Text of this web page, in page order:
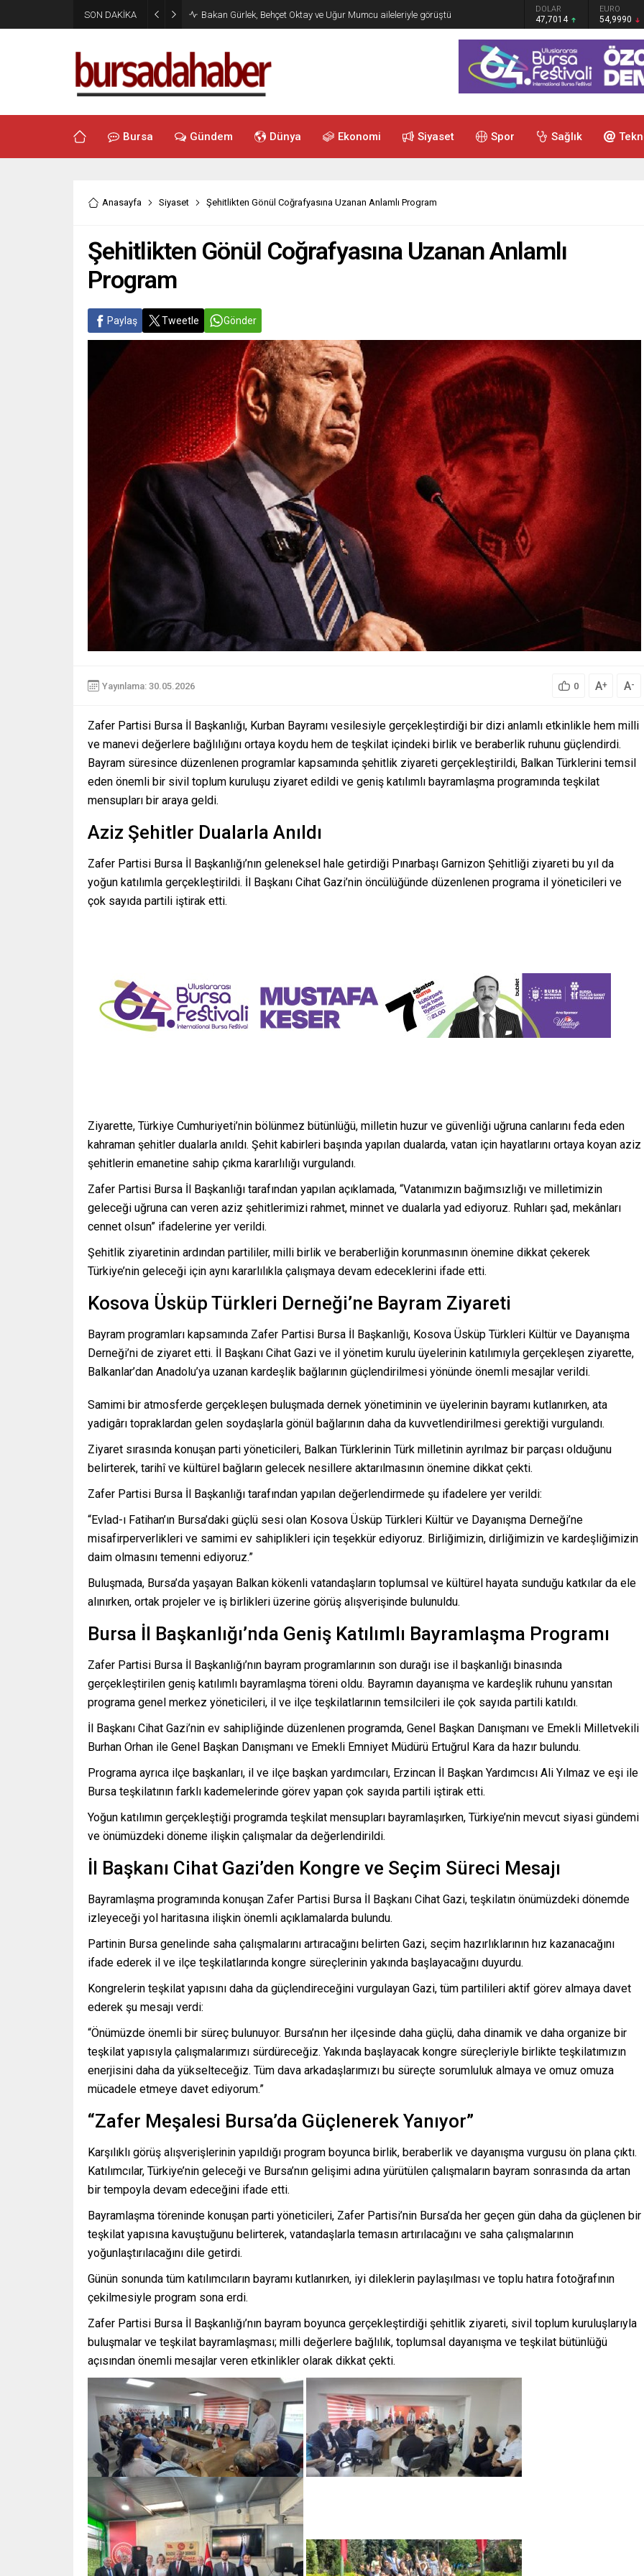
SON DAKİKA Bakan Gürlek, Behçet Oktay ve Uğur Mumcu aileleriyle görüştü DOLAR
47,7014
EURO
54,9990
Bursa Gündem Dünya Ekonomi Siyaset Spor Sağlık
Anasayfa Siyaset Şehitlikten Gönül Coğrafyasına Uzanan Anlamlı Program
Şehitlikten Gönül Coğrafyasına Uzanan Anlamlı
Program
Paylaş Tweetle Gönder
Yayınlama: 30.05.2026 0 A+ A-
Zafer Partisi Bursa İl Başkanlığı, Kurban Bayramı vesilesiyle gerçekleştirdiği bir dizi anlamlı etkinlikle hem milli
ve manevi değerlere bağlılığını ortaya koydu hem de teşkilat içindeki birlik ve beraberlik ruhunu güçlendirdi.
Bayram süresince düzenlenen programlar kapsamında şehitlik ziyareti gerçekleştirildi, Balkan Türklerini temsil
eden önemli bir sivil toplum kuruluşu ziyaret edildi ve geniş katılımlı bayramlaşma programında teşkilat
mensupları bir araya geldi.
Aziz Şehitler Dualarla Anıldı
Zafer Partisi Bursa İl Başkanlığı’nın geleneksel hale getirdiği Pınarbaşı Garnizon Şehitliği ziyareti bu yıl da
yoğun katılımla gerçekleştirildi. İl Başkanı Cihat Gazi’nin öncülüğünde düzenlenen programa il yöneticileri ve
çok sayıda partili iştirak etti.
Ziyarette, Türkiye Cumhuriyeti’nin bölünmez bütünlüğü, milletin huzur ve güvenliği uğruna canlarını feda eden
kahraman şehitler dualarla anıldı. Şehit kabirleri başında yapılan dualarda, vatan için hayatlarını ortaya koyan aziz
şehitlerin emanetine sahip çıkma kararlılığı vurgulandı.
Zafer Partisi Bursa İl Başkanlığı tarafından yapılan açıklamada, “Vatanımızın bağımsızlığı ve milletimizin
geleceği uğruna can veren aziz şehitlerimizi rahmet, minnet ve dualarla yad ediyoruz. Ruhları şad, mekânları
cennet olsun” ifadelerine yer verildi.
Şehitlik ziyaretinin ardından partililer, milli birlik ve beraberliğin korunmasının önemine dikkat çekerek
Türkiye’nin geleceği için aynı kararlılıkla çalışmaya devam edeceklerini ifade etti.
Kosova Üsküp Türkleri Derneği’ne Bayram Ziyareti
Bayram programları kapsamında Zafer Partisi Bursa İl Başkanlığı, Kosova Üsküp Türkleri Kültür ve Dayanışma
Derneği’ni de ziyaret etti. İl Başkanı Cihat Gazi ve il yönetim kurulu üyelerinin katılımıyla gerçekleşen ziyarette,
Balkanlar’dan Anadolu’ya uzanan kardeşlik bağlarının güçlendirilmesi yönünde önemli mesajlar verildi.
Samimi bir atmosferde gerçekleşen buluşmada dernek yönetiminin ve üyelerinin bayramı kutlanırken, ata
yadigârı topraklardan gelen soydaşlarla gönül bağlarının daha da kuvvetlendirilmesi gerektiği vurgulandı.
Ziyaret sırasında konuşan parti yöneticileri, Balkan Türklerinin Türk milletinin ayrılmaz bir parçası olduğunu
belirterek, tarihî ve kültürel bağların gelecek nesillere aktarılmasının önemine dikkat çekti.
Zafer Partisi Bursa İl Başkanlığı tarafından yapılan değerlendirmede şu ifadelere yer verildi:
“Evlad-ı Fatihan’ın Bursa’daki güçlü sesi olan Kosova Üsküp Türkleri Kültür ve Dayanışma Derneği’ne
misafirperverlikleri ve samimi ev sahiplikleri için teşekkür ediyoruz. Birliğimizin, dirliğimizin ve kardeşliğimizin
daim olmasını temenni ediyoruz.”
Buluşmada, Bursa’da yaşayan Balkan kökenli vatandaşların toplumsal ve kültürel hayata sunduğu katkılar da ele
alınırken, ortak projeler ve iş birlikleri üzerine görüş alışverişinde bulunuldu.
Bursa İl Başkanlığı’nda Geniş Katılımlı Bayramlaşma Programı
Zafer Partisi Bursa İl Başkanlığı’nın bayram programlarının son durağı ise il başkanlığı binasında
gerçekleştirilen geniş katılımlı bayramlaşma töreni oldu. Bayramın dayanışma ve kardeşlik ruhunu yansıtan
programa genel merkez yöneticileri, il ve ilçe teşkilatlarının temsilcileri ile çok sayıda partili katıldı.
İl Başkanı Cihat Gazi’nin ev sahipliğinde düzenlenen programda, Genel Başkan Danışmanı ve Emekli Milletvekili
Burhan Orhan ile Genel Başkan Danışmanı ve Emekli Emniyet Müdürü Ertuğrul Kara da hazır bulundu.
Programa ayrıca ilçe başkanları, il ve ilçe başkan yardımcıları, Erzincan İl Başkan Yardımcısı Ali Yılmaz ve eşi ile
Bursa teşkilatının farklı kademelerinde görev yapan çok sayıda partili iştirak etti.
Yoğun katılımın gerçekleştiği programda teşkilat mensupları bayramlaşırken, Türkiye’nin mevcut siyasi gündemi
ve önümüzdeki döneme ilişkin çalışmalar da değerlendirildi.
İl Başkanı Cihat Gazi’den Kongre ve Seçim Süreci Mesajı
Bayramlaşma programında konuşan Zafer Partisi Bursa İl Başkanı Cihat Gazi, teşkilatın önümüzdeki dönemde
izleyeceği yol haritasına ilişkin önemli açıklamalarda bulundu.
Partinin Bursa genelinde saha çalışmalarını artıracağını belirten Gazi, seçim hazırlıklarının hız kazanacağını
ifade ederek il ve ilçe teşkilatlarında kongre süreçlerinin yakında başlayacağını duyurdu.
Kongrelerin teşkilat yapısını daha da güçlendireceğini vurgulayan Gazi, tüm partilileri aktif görev almaya davet
ederek şu mesajı verdi:
“Önümüzde önemli bir süreç bulunuyor. Bursa’nın her ilçesinde daha güçlü, daha dinamik ve daha organize bir
teşkilat yapısıyla çalışmalarımızı sürdüreceğiz. Yakında başlayacak kongre süreçleriyle birlikte teşkilatımızın
enerjisini daha da yükselteceğiz. Tüm dava arkadaşlarımızı bu süreçte sorumluluk almaya ve omuz omuza
mücadele etmeye davet ediyorum.”
“Zafer Meşalesi Bursa’da Güçlenerek Yanıyor”
Karşılıklı görüş alışverişlerinin yapıldığı program boyunca birlik, beraberlik ve dayanışma vurgusu ön plana çıktı.
Katılımcılar, Türkiye’nin geleceği ve Bursa’nın gelişimi adına yürütülen çalışmaların bayram sonrasında da artan
bir tempoyla devam edeceğini ifade etti.
Bayramlaşma töreninde konuşan parti yöneticileri, Zafer Partisi’nin Bursa’da her geçen gün daha da güçlenen bir
teşkilat yapısına kavuştuğunu belirterek, vatandaşlarla temasın artırılacağını ve saha çalışmalarının
yoğunlaştırılacağını dile getirdi.
Günün sonunda tüm katılımcıların bayramı kutlanırken, iyi dileklerin paylaşılması ve toplu hatıra fotoğrafının
çekilmesiyle program sona erdi.
Zafer Partisi Bursa İl Başkanlığı’nın bayram boyunca gerçekleştirdiği şehitlik ziyareti, sivil toplum kuruluşlarıyla
buluşmalar ve teşkilat bayramlaşması; milli değerlere bağlılık, toplumsal dayanışma ve teşkilat bütünlüğü
açısından önemli mesajlar veren etkinlikler olarak dikkat çekti.